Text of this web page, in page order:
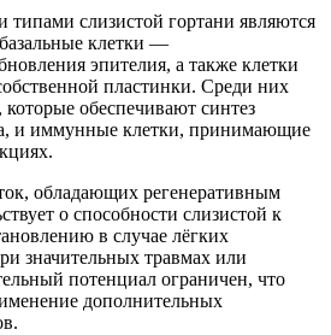
слизистой гортани являются
клетки —
эпителия, а также клетки
пластинки. Среди них
обеспечивают синтез
и иммунные клетки, принимающие
обладающих регенеративным
о способности слизистой к
в случае лёгких
значительных травмах или
потенциал ограничен, что
дополнительных